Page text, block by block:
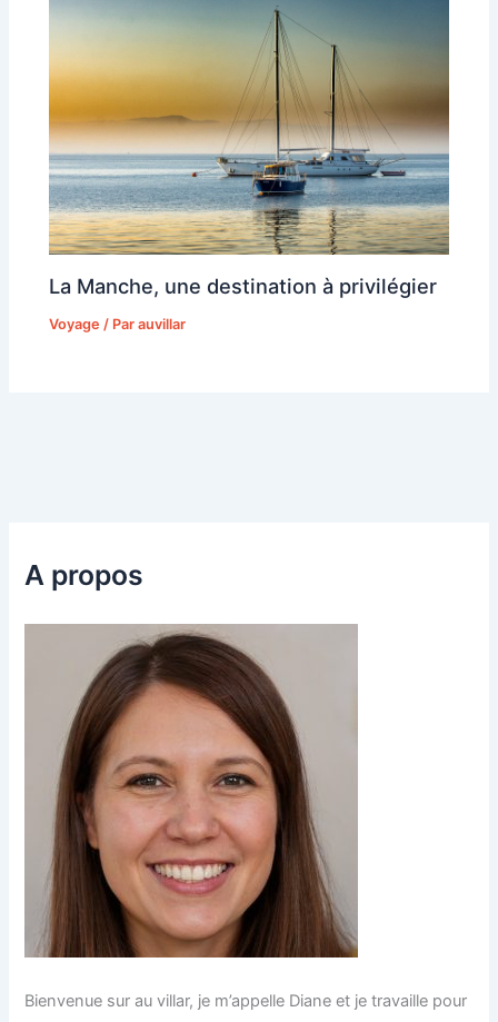
La Manche, une destination à privilégier
Voyage / Parauvillar
A propos
Bienvenue sur au villar, je m’appelle Diane et je travaille pour